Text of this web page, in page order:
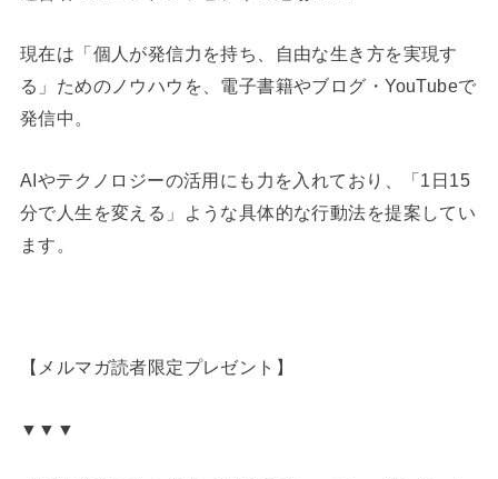
現在は「個人が発信力を持ち、自由な生き方を実現す
る」ためのノウハウを、電子書籍やブログ・YouTubeで
発信中。
AIやテクノロジーの活用にも力を入れており、「1日15
分で人生を変える」ような具体的な行動法を提案してい
ます。
【メルマガ読者限定プレゼント】
▼▼▼